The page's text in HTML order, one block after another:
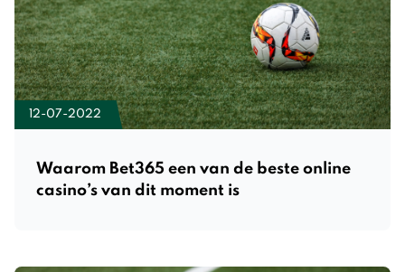
12-07-2022
Waarom Bet365 een van de beste online
casino’s van dit moment is